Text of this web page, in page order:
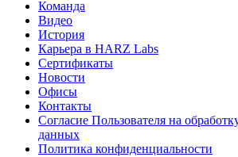
Команда
Видео
История
Карьера в HARZ Labs
Сертификаты
Новости
Офисы
Контакты
Согласие Пользователя на
данных
Политика конфиденциальности